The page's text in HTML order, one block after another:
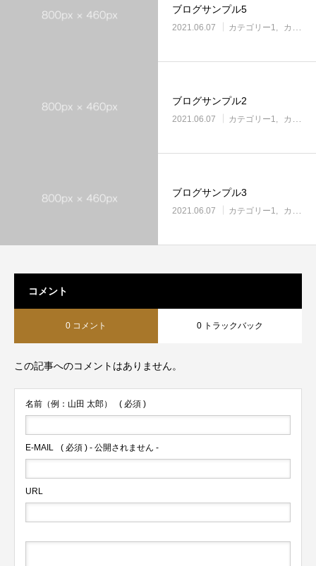
ブログサンプル5
2021.06.07 カテゴリー1 カテゴリー2
ブログサンプル2
2021.06.07 カテゴリー1 カテゴリー2
ブログサンプル3
2021.06.07 カテゴリー1 カテゴリー2
コメント
0 コメント 0 トラックバック
この記事へのコメントはありません。
名前（例：山田 太郎） ( 必須 )
E-MAIL ( 必須 ) - 公開されません -
URL